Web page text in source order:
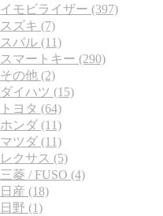
イモビライザー (397)
スズキ (7)
スバル (11)
スマートキー (290)
その他 (2)
ダイハツ (15)
トヨタ (64)
ホンダ (11)
マツダ (11)
レクサス (5)
三菱 / FUSO (4)
日産 (18)
日野 (1)